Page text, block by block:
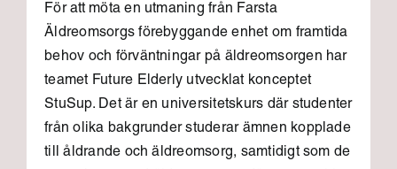
För att möta en utmaning från Farsta
Äldreomsorgs förebyggande enhet om framtida
behov och förväntningar på äldreomsorgen har
teamet Future Elderly utvecklat konceptet
StuSup. Det är en universitetskurs där studenter
från olika bakgrunder studerar ämnen kopplade
till åldrande och äldreomsorg, samtidigt som de